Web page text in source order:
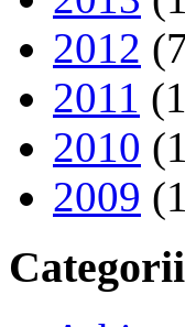
2012
2011
2010
2009
Categorii